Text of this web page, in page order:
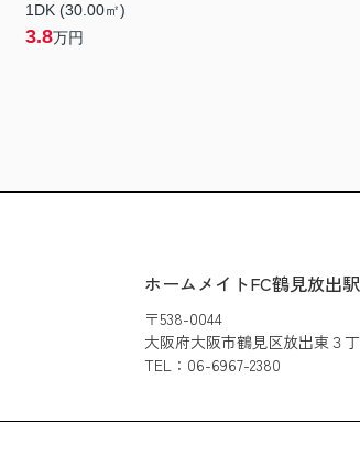
1DK (30.00㎡)
3.8万円
ホームメイトFC鶴見放出
〒538-0044
大阪府大阪市鶴見区放出東３
TEL：06-6967-2380